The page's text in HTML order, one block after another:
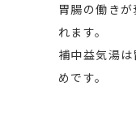
胃腸の働き
れます。
補中益気湯
めです。